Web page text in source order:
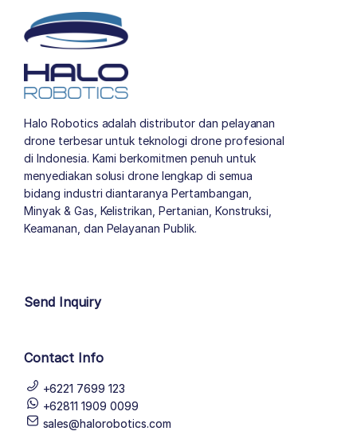
Halo Robotics adalah distributor dan pelayanan
drone terbesar untuk teknologi drone profesional
di Indonesia. Kami berkomitmen penuh untuk
menyediakan solusi drone lengkap di semua
bidang industri diantaranya Pertambangan,
Minyak & Gas, Kelistrikan, Pertanian, Konstruksi,
Keamanan, dan Pelayanan Publik.
Send Inquiry
Contact Info
+6221 7699 123
+62811 1909 0099
sales@halorobotics.com